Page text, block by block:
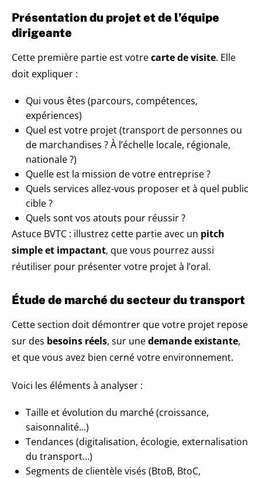
Présentation du projet et de l’équipe
dirigeante
Cette première partie est votrecarte de visite. Elle
doit expliquer :
Qui vous êtes (parcours, compétences,
expériences)
Quel est votre projet (transport de personnes ou
de marchandises ? À l’échelle locale, régionale,
nationale ?)
Quelle est la mission de votre entreprise ?
Quels services allez-vous proposer et à quel public
cible ?
Quels sont vos atouts pour réussir ?
Astuce BVTC : illustrez cette partie avec un pitch
simple et impactant, que vous pourrez aussi
réutiliser pour présenter votre projet à l’oral.
Étude de marché du secteur du transport
Cette section doit démontrer que votre projet repose
sur des besoins réels, sur unedemande existante,
et que vous avez bien cerné votre environnement.
Voici les éléments à analyser :
Taille et évolution du marché (croissance,
saisonnalité…)
Tendances (digitalisation, écologie, externalisation
du transport…)
Segments de clientèle visés (BtoB, BtoC,